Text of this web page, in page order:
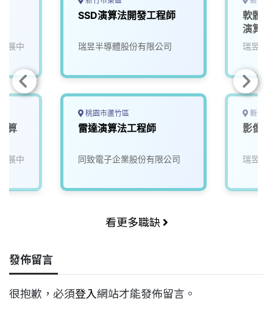
展中
算
展中
SSD演算法開發工程師
瑞昱半導體股份有限公司
桃園市蘆竹區
雷達演算法工程師
同致電子企業股份有限公司
軟體
演算
瑞昱半
新竹
影像/
瑞昱半
看更多職缺
發佈留言
很抱歉，必須登入網站才能發佈留言。